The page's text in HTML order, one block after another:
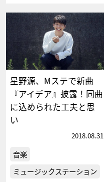
星野源、Mステで新曲
『アイデア』披露！同曲
に込められた工夫と思
い
2018.08.31
音楽
ミュージックステーション